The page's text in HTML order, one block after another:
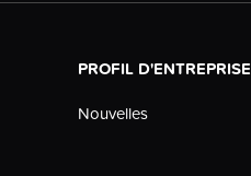
PROFIL D'ENTREPRISE
Nouvelles